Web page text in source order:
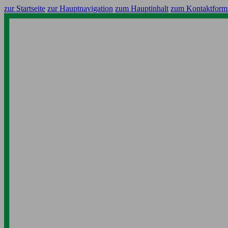
zur Startseite zur Hauptnavigation zum Hauptinhalt zum